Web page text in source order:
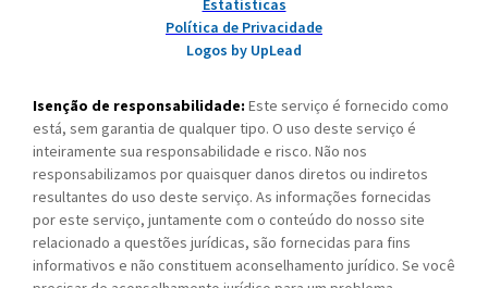
Estatísticas
Política de Privacidade
Logos by UpLead
Isenção de responsabilidade: Este serviço é fornecido como
está, sem garantia de qualquer tipo. O uso deste serviço é
inteiramente sua responsabilidade e risco. Não nos
responsabilizamos por quaisquer danos diretos ou indiretos
resultantes do uso deste serviço. As informações fornecidas
por este serviço, juntamente com o conteúdo do nosso site
relacionado a questões jurídicas, são fornecidas para fins
informativos e não constituem aconselhamento jurídico. Se você